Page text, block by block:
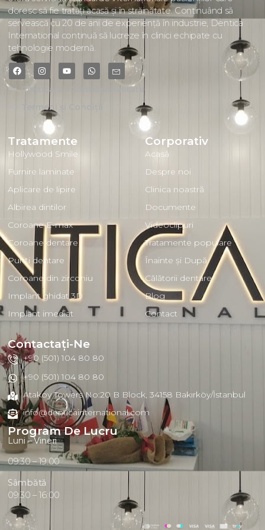
doresc să fie tratați acasă și în străinătate. Continuând să
servească cu 20 de ani de experiență în industrie, Dentica
International continuă să lucreze în clinici echipate cu
tehnologie modernă.
Politica de Confidențialitate
Termeni și Condiții
Tratamente
Hollywood Smile
Furnire laminate
Aplicare de lipire
Albirea dintilor
Coroane E-max
Coroane dentare
Punți dentare
Coroane din zirconiu
Implant ghidat 3D
Implant imediat
Corporativ
Acasă
Despre noi
Clinica noastră
Documente
Videoclipuri
Tratamente populare
Înainte și După
Călătorii dentare
Blog
Contact
Contactaţi-Ne
+90 (501) 104 80 80
+90 (501) 104 80 80
Atakoy Towers No:20 B Block, 34158 Bakırköy/İstanbul
info@denticainternational.com
Program De Lucru
Luni – Vineri
09:30 – 19:00
Sâmbătă
09:30 – 16:00